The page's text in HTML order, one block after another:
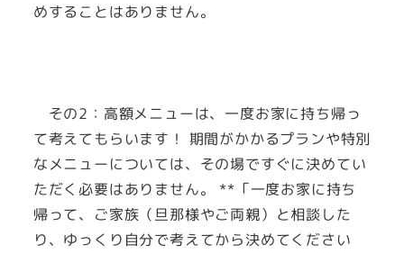
めすることはありません。
その2：高額メニューは、一度お家に持ち帰っ
て考えてもらいます！ 期間がかかるプランや特別
なメニューについては、その場ですぐに決めてい
ただく必要はありません。 **「一度お家に持ち
帰って、ご家族（旦那様やご両親）と相談した
り、ゆっくり自分で考えてから決めてください